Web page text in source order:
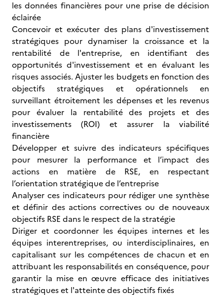
les données financières pour une prise de décision
éclairée
Concevoir et exécuter des plans d'investissement
stratégiques pour dynamiser la croissance et la
rentabilité de l'entreprise, en identifiant des
opportunités d'investissement et en évaluant les
risques associés. Ajuster les budgets en fonction des
objectifs stratégiques et opérationnels en
surveillant étroitement les dépenses et les revenus
pour évaluer la rentabilité des projets et des
investissements (ROI) et assurer la viabilité
financière
Développer et suivre des indicateurs spécifiques
pour mesurer la performance et l’impact des
actions en matière de RSE, en respectant
l’orientation stratégique de l’entreprise
Analyser ces indicateurs pour rédiger une synthèse
et définir des actions correctives ou de nouveaux
objectifs RSE dans le respect de la stratégie
Diriger et coordonner les équipes internes et les
équipes interentreprises, ou interdisciplinaires, en
capitalisant sur les compétences de chacun et en
attribuant les responsabilités en conséquence, pour
garantir la mise en œuvre efficace des initiatives
stratégiques et l'atteinte des objectifs fixés